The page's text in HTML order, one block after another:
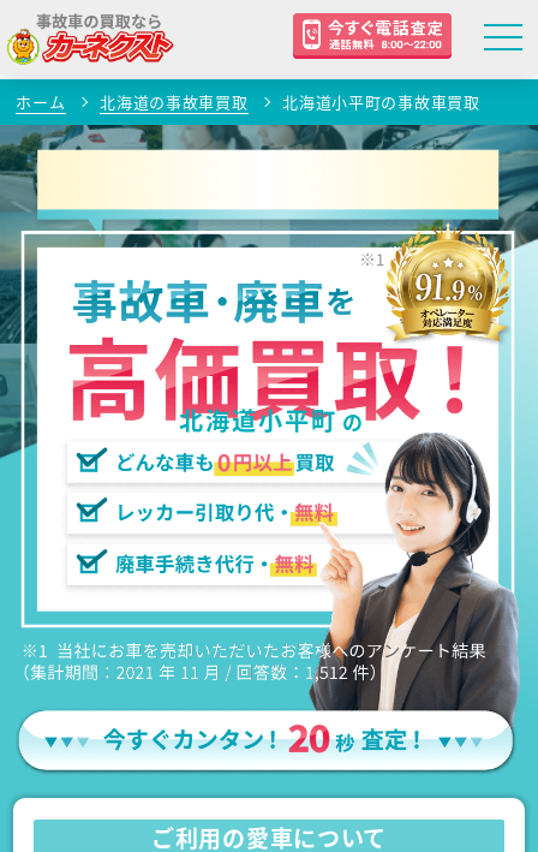
ホーム 北海道の事故車買取 北海道小平町の事故車買取
北海道小平町の
ご利用の愛車について